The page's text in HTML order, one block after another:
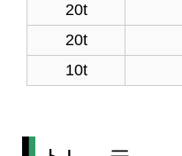
20t
20t
10t